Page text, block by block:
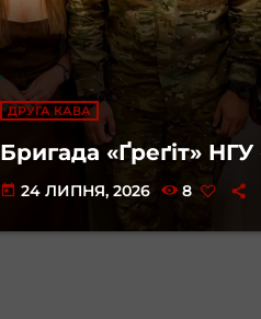
ДРУГА КАВА
Бригада «Ґреґіт» НГУ
today 24 ЛИПНЯ, 2026 8